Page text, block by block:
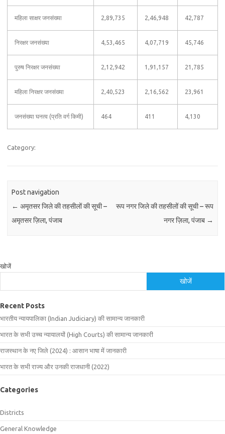
महिला साक्षर जनसंख्या 2,89,735 2,46,948 42,787
निरक्षर जनसंख्या 4,53,465 4,07,719 45,746
पुरुष निरक्षर जनसंख्या 2,12,942 1,91,157 21,785
महिला निरक्षर जनसंख्या 2,40,523 2,16,562 23,961
जनसंख्या घनत्व (प्रति वर्ग किमी) 464 411 4,130
Category:
Post navigation
← अमृतसर जिले की तहसीलों की सूची –
अमृतसर ज़िला, पंजाब
रूप नगर जिले की तहसीलों की सूची – रूप
नगर ज़िला, पंजाब →
खोजें
खोजें
Recent Posts
भारतीय न्यायपालिका (Indian Judiciary) की सामान्य जानकारी
भारत के सभी उच्च न्यायालयों (High Courts) की सामान्य जानकारी
राजस्थान के नए जिले (2024) : आसान भाषा में जानकारी
भारत के सभी राज्य और उनकी राजधानी (2022)
Categories
Districts
General Knowledge